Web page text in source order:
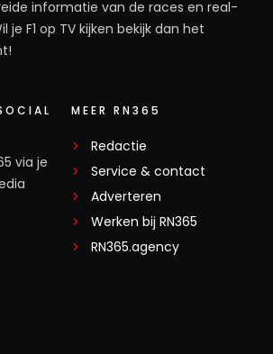
informatie van de races en real-
F1 op TV kijken bekijk dan het
via je
MEER RN365
Redactie
Service & contact
Adverteren
Werken bij RN365
RN365.agency